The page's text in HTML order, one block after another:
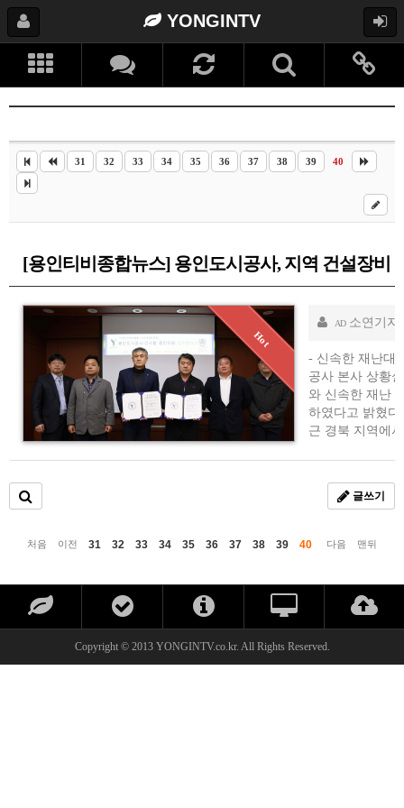
YONGINTV
31 32 33 34 35 36 37 38 39 40
[용인티비종합뉴스] 용인도시공사, 지역 건설장비
AD 소연기자
- 신속한 재난대
공사 본사 상황
와 신속한 재난
하였다고 밝혔
근 경북 지역에
글쓰기
처음 이전 31 32 33 34 35 36 37 38 39 40 다음 맨뒤
Copyright © 2013 YONGINTV.co.kr. All Rights Reserved.